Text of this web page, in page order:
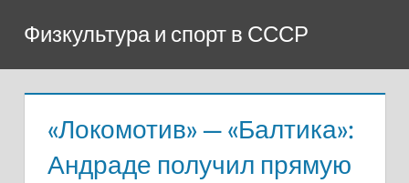
содержимому
Физкультура и спорт в СССР
«Локомотив» — «Балтика»:
Андраде получил прямую